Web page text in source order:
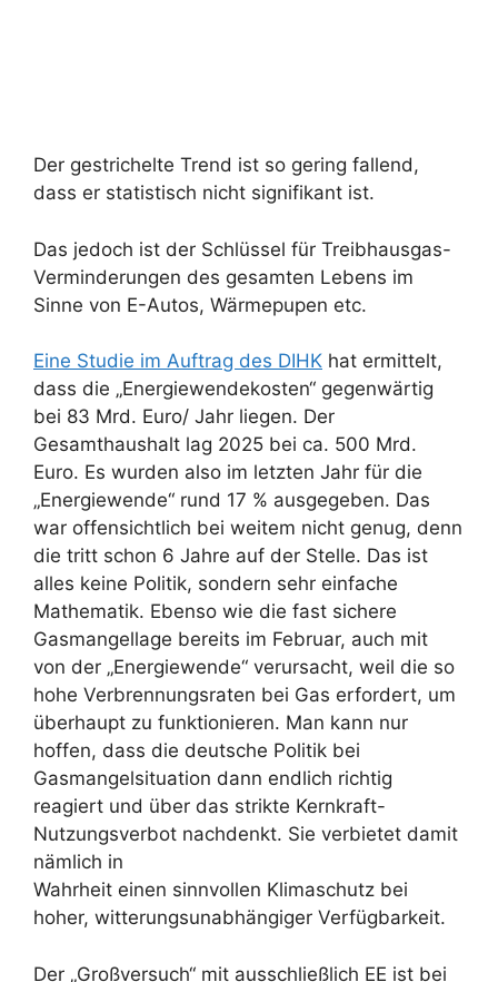
Der gestrichelte Trend ist so gering fallend,
dass er statistisch nicht signifikant ist.
Das jedoch ist der Schlüssel für Treibhausgas-
Verminderungen des gesamten Lebens im
Sinne von E-Autos, Wärmepupen etc.
Eine Studie im Auftrag des DIHK hat ermittelt,
dass die „Energiewendekosten“ gegenwärtig
bei 83 Mrd. Euro/ Jahr liegen. Der
Gesamthaushalt lag 2025 bei ca. 500 Mrd.
Euro. Es wurden also im letzten Jahr für die
„Energiewende“ rund 17 % ausgegeben. Das
war offensichtlich bei weitem nicht genug, denn
die tritt schon 6 Jahre auf der Stelle. Das ist
alles keine Politik, sondern sehr einfache
Mathematik. Ebenso wie die fast sichere
Gasmangellage bereits im Februar, auch mit
von der „Energiewende“ verursacht, weil die so
hohe Verbrennungsraten bei Gas erfordert, um
überhaupt zu funktionieren. Man kann nur
hoffen, dass die deutsche Politik bei
Gasmangelsituation dann endlich richtig
reagiert und über das strikte Kernkraft-
Nutzungsverbot nachdenkt. Sie verbietet damit
nämlich in
Wahrheit einen sinnvollen Klimaschutz bei
hoher, witterungsunabhängiger Verfügbarkeit.
Der „Großversuch“ mit ausschließlich EE ist bei